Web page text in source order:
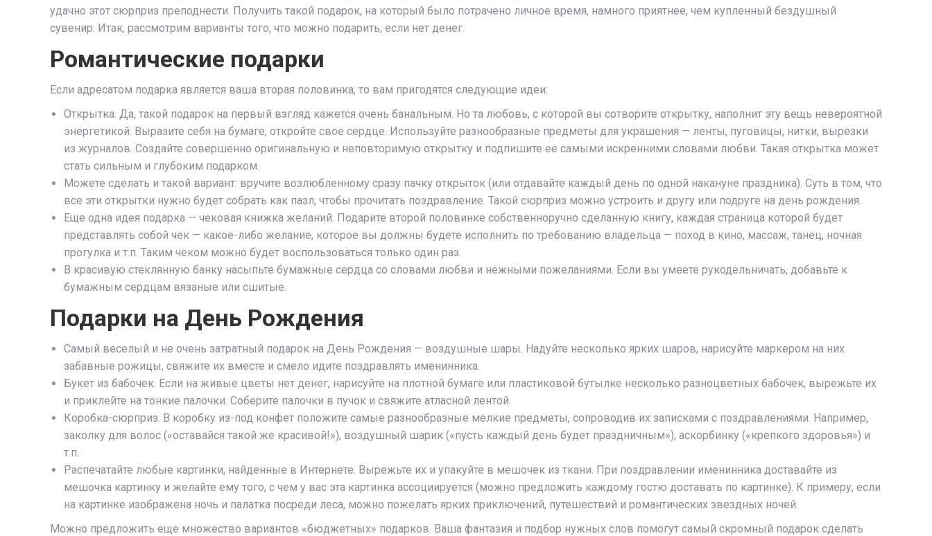
удачно этот сюрприз преподнести. Получить такой подарок, на который было потрачено личное время, намного приятнее, чем купленный бездушный
сувенир. Итак, рассмотрим варианты того, что можно подарить, если нет денег.
Романтические подарки
Если адресатом подарка является ваша вторая половинка, то вам пригодятся следующие идеи:
Открытка. Да, такой подарок на первый взгляд кажется очень банальным. Но та любовь, с которой вы сотворите открытку, наполнит эту вещь невероятной
энергетикой. Выразите себя на бумаге, откройте свое сердце. Используйте разнообразные предметы для украшения — ленты, пуговицы, нитки, вырезки
из журналов. Создайте совершенно оригинальную и неповторимую открытку и подпишите ее самыми искренними словами любви. Такая открытка может
стать сильным и глубоким подарком.
Можете сделать и такой вариант: вручите возлюбленному сразу пачку открыток (или отдавайте каждый день по одной накануне праздника). Суть в том, что
все эти открытки нужно будет собрать как пазл, чтобы прочитать поздравление. Такой сюрприз можно устроить и другу или подруге на день рождения.
Еще одна идея подарка — чековая книжка желаний. Подарите второй половинке собственноручно сделанную книгу, каждая страница которой будет
представлять собой чек — какое-либо желание, которое вы должны будете исполнить по требованию владельца — поход в кино, массаж, танец, ночная
прогулка и т.п. Таким чеком можно будет воспользоваться только один раз.
В красивую стеклянную банку насыпьте бумажные сердца со словами любви и нежными пожеланиями. Если вы умеете рукодельничать, добавьте к
бумажным сердцам вязаные или сшитые.
Подарки на День Рождения
Самый веселый и не очень затратный подарок на День Рождения — воздушные шары. Надуйте несколько ярких шаров, нарисуйте маркером на них
забавные рожицы, свяжите их вместе и смело идите поздравлять именинника.
Букет из бабочек. Если на живые цветы нет денег, нарисуйте на плотной бумаге или пластиковой бутылке несколько разноцветных бабочек, вырежьте их
и приклейте на тонкие палочки. Соберите палочки в пучок и свяжите атласной лентой.
Коробка-сюрприз. В коробку из-под конфет положите самые разнообразные мелкие предметы, сопроводив их записками с поздравлениями. Например,
заколку для волос («оставайся такой же красивой!»), воздушный шарик («пусть каждый день будет праздничным»), аскорбинку («крепкого здоровья») и
т.п.
Распечатайте любые картинки, найденные в Интернете. Вырежьте их и упакуйте в мешочек из ткани. При поздравлении именинника доставайте из
мешочка картинку и желайте ему того, с чем у вас эта картинка ассоциируется (можно предложить каждому гостю доставать по картинке). К примеру, если
на картинке изображена ночь и палатка посреди леса, можно пожелать ярких приключений, путешествий и романтических звездных ночей.
Можно предложить еще множество вариантов «бюджетных» подарков. Ваша фантазия и подбор нужных слов помогут самый скромный подарок сделать